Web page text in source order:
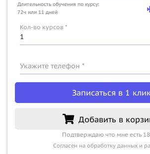
Длительность обучения по курсу:
72ч или 11 дней
Кол-во курсов *
Укажите телефон *
Записаться в 1 клик
Добавить в
Подтверждаю что мне есть 18
Согласен на обработку данных и